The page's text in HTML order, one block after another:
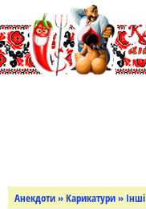
Анекдоти»Карикатури» Інші